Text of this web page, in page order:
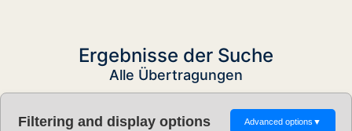
Ergebnisse der Suche
Alle Übertragungen
Filtering and display options Advanced options ▼